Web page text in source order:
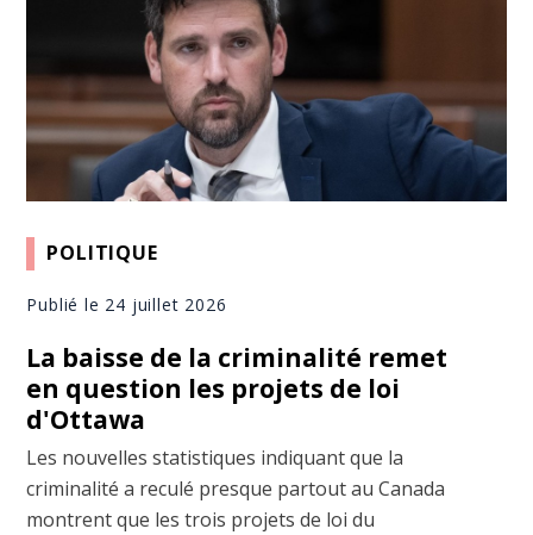
POLITIQUE
Publié le 24 juillet 2026
La baisse de la criminalité remet
en question les projets de loi
d'Ottawa
Les nouvelles statistiques indiquant que la
criminalité a reculé presque partout au Canada
montrent que les trois projets de loi du